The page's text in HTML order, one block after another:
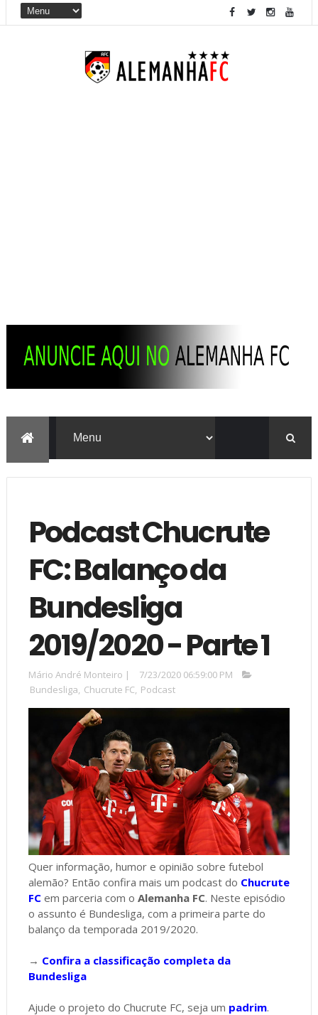
Podcast Chucrute
FC: Balanço da
Bundesliga
2019/2020 - Parte 1
Mário André Monteiro |
7/23/2020 06:59:00 PM
Bundesliga, Chucrute FC, Podcast
Quer informação, humor e opinião sobre futebol
alemão? Então confira mais um podcast do Chucrute
FCem parceria com o Alemanha FC. Neste episódio
o assunto é Bundesliga, com a primeira parte do
balanço da temporada 2019/2020.
→ Confira a classificação completa da
Bundesliga
Ajude o projeto do Chucrute FC, seja um padrim.